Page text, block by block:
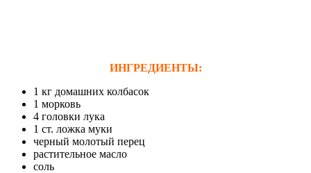
ИНГРЕДИЕНТЫ:
1 кг домашних колбасок
1 морковь
4 головки лука
1 ст. ложка муки
черный молотый перец
растительное масло
соль